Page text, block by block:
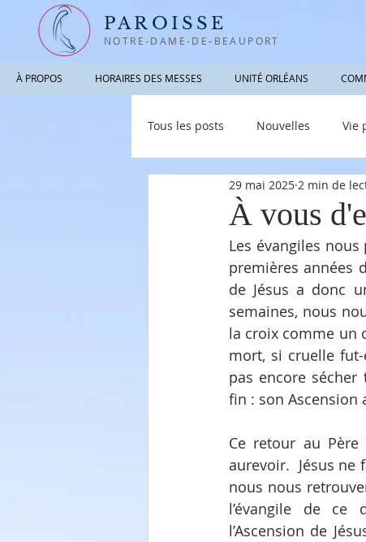
PAROISSE
NOTRE-DAME-DE-BEAUPORT
À PROPOS HORAIRES DES MESSES UNITÉ ORLÉANS
Tous les posts Nouvelles Vie
Photographies / Vidéos
À vous
29 mai 2025 2 min de
Les évangiles
premières années
de Jésus a donc
semaines, nous
la croix comme un
mort, si cruelle
pas encore sécher
fin : son Ascension
Ce retour au Père
aurevoir.  Jésus
nous nous
l’évangile de ce
l’Ascension de